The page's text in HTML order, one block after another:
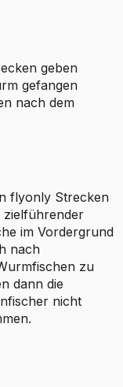
geben
gefangen
nach dem
flyonly Strecken
zielführender
im Vordergrund
nach
zu
dann die
nicht